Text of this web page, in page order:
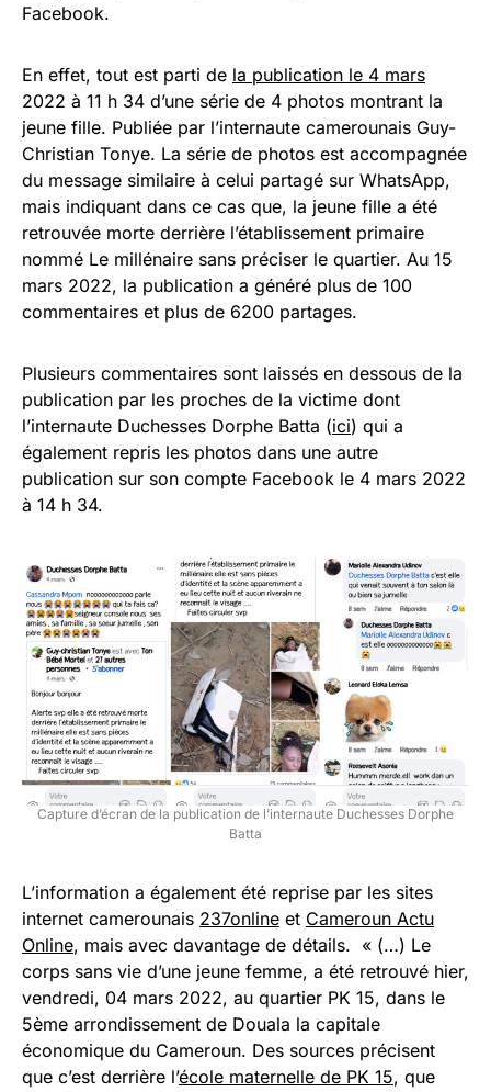
Facebook.
En effet, tout est parti de la publication le 4 mars
2022 à 11 h 34 d’une série de 4 photos montrant la
jeune fille. Publiée par l’internaute camerounais Guy-
Christian Tonye. La série de photos est accompagnée
du message similaire à celui partagé sur WhatsApp,
mais indiquant dans ce cas que, la jeune fille a été
retrouvée morte derrière l’établissement primaire
nommé Le millénaire sans préciser le quartier. Au 15
mars 2022, la publication a généré plus de 100
commentaires et plus de 6200 partages.
Plusieurs commentaires sont laissés en dessous de la
publication par les proches de la victime dont
l’internaute Duchesses Dorphe Batta (ici) qui a
également repris les photos dans une autre
publication sur son compte Facebook le 4 mars 2022
à 14 h 34.
Capture d’écran de la publication de l’internaute Duchesses Dorphe
Batta
L’information a également été reprise par les sites
internet camerounais 237online et Cameroun Actu
Online, mais avec davantage de détails. « (…) Le
corps sans vie d’une jeune femme, a été retrouvé hier,
vendredi, 04 mars 2022, au quartier PK 15, dans le
5ème arrondissement de Douala la capitale
économique du Cameroun. Des sources précisent
que c’est derrière l’école maternelle de PK 15, que